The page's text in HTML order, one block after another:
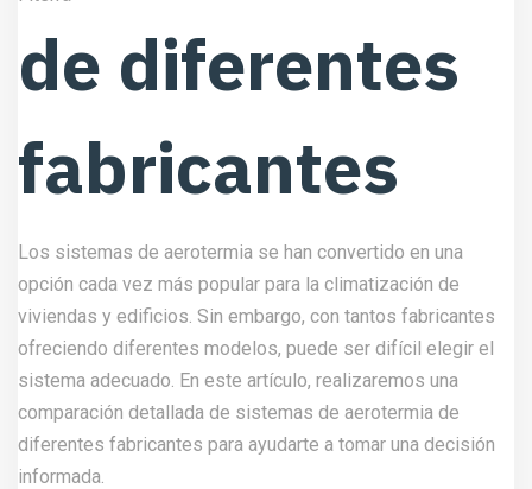
de diferentes
fabricantes
Los sistemas de aerotermia se han convertido en una
opción cada vez más popular para la climatización de
viviendas y edificios. Sin embargo, con tantos fabricantes
ofreciendo diferentes modelos, puede ser difícil elegir el
sistema adecuado. En este artículo, realizaremos una
comparación detallada de sistemas de aerotermia de
diferentes fabricantes para ayudarte a tomar una decisión
informada.